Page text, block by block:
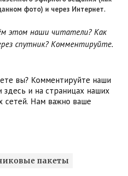
фото) и через Интернет.
этом наши читатели? Как
спутник? Комментируйте.
вы? Комментируйте наши
здесь и на страницах наших
сетей. Нам важно ваше
пакеты